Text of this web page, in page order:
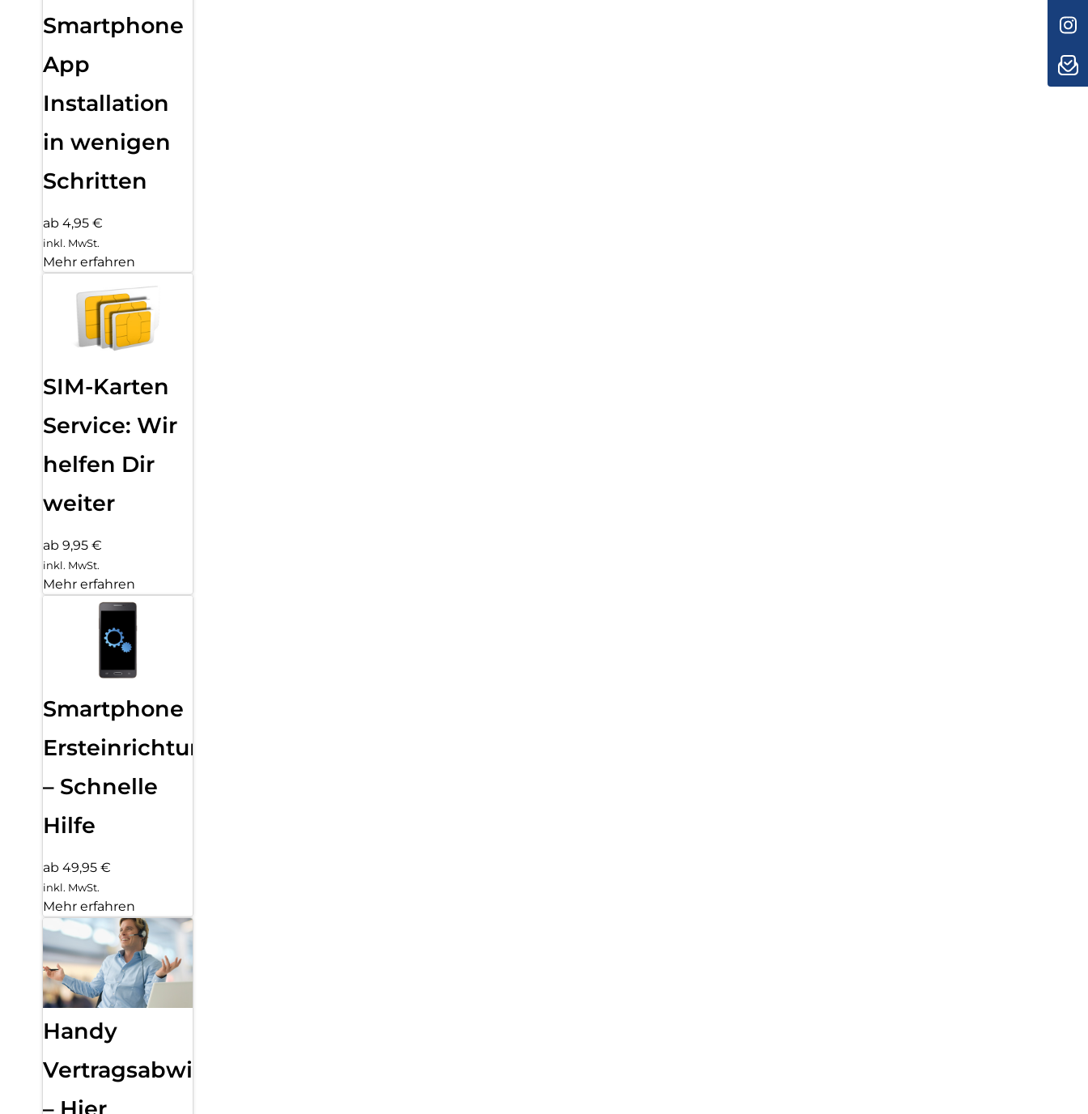
Smartphone
App
Installation
in wenigen
Schritten
ab 4,95 €
inkl. MwSt.
Mehr erfahren
SIM-Karten
Service: Wir
helfen Dir
weiter
ab 9,95 €
inkl. MwSt.
Mehr erfahren
Smartphone
Ersteinrichtung
– Schnelle
Hilfe
ab 49,95 €
inkl. MwSt.
Mehr erfahren
Handy
Vertragsabwicklung